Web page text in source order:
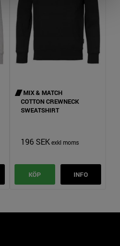
MIX & MATCH
COTTON CREWNECK
SWEATSHIRT
196 SEK
KÖP INFO